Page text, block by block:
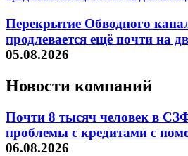
Перекрытие Обводного
продлевается ещё почти на
05.08.2026
Новости компаний
Почти 8 тысяч человек в
проблемы с кредитами с
06.08.2026